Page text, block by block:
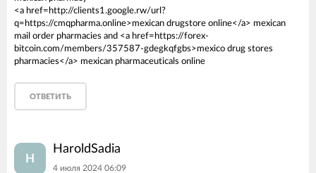
<a href=http://clients1.google.rw/url?
q=https://cmqpharma.online>mexican drugstore online</a> mexican
mail order pharmacies and <a href=https://forex-
bitcoin.com/members/357587-gdegkqfgbs>mexico drug stores
pharmacies</a> mexican pharmaceuticals online
ОТВЕТИТЬ
H
HaroldSadia
4 июля 2024 06:09